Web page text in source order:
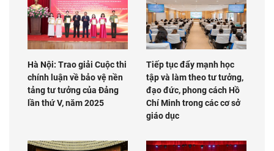
Hà Nội: Trao giải Cuộc thi
chính luận về bảo vệ nền
tảng tư tưởng của Đảng
lần thứ V, năm 2025
Tiếp tục đẩy mạnh học
tập và làm theo tư tưởng,
đạo đức, phong cách Hồ
Chí Minh trong các cơ sở
giáo dục